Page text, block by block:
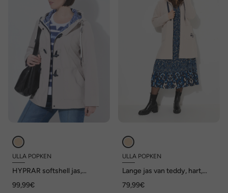
ULLA POPKEN
HYPRAR softshell jas,
knoopsluiting
99,99€
ULLA POPKEN
Lange jas van teddy, hart,
79,99€